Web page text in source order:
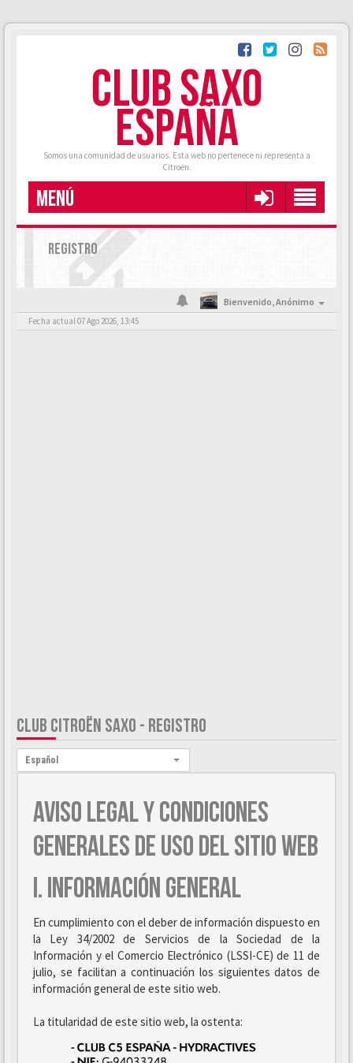
CLUB SAXO
ESPAÑA
Somos una comunidad de usuarios. Esta web no pertenece ni representa a
Citroën.
MENÚ
REGISTRO
Bienvenido,Anónimo
Fecha actual 07 Ago 2026, 13:45
CLUB CITROËN SAXO - REGISTRO
Idioma:
Español
AVISO LEGAL Y CONDICIONES
GENERALES DE USO DEL SITIO WEB
I. INFORMACIÓN GENERAL
En cumplimiento con el deber de información dispuesto en
la Ley 34/2002 de Servicios de la Sociedad de la
Información y el Comercio Electrónico (LSSI-CE) de 11 de
julio, se facilitan a continuación los siguientes datos de
información general de este sitio web.
La titularidad de este sitio web, la ostenta: